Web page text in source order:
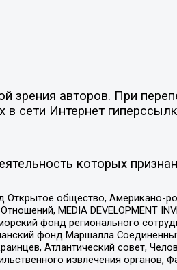
зрения авторов. При
сети Интернет
которых
общество, Американо-
MEDIA DEVELOPMENT
фонд регионального
фонд Маршалла
Атлантический совет,
извлечения органов,